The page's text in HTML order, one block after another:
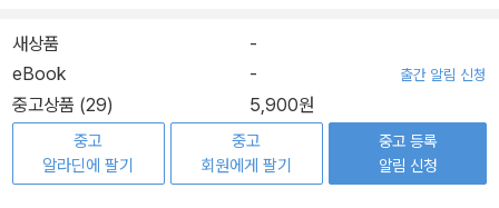
새상품
-
eBook
- 출간 알림 신청
중고상품 (29) 5,900원
중고
알라딘에 팔기
중고
회원에게 팔기
중고 등록
알림 신청